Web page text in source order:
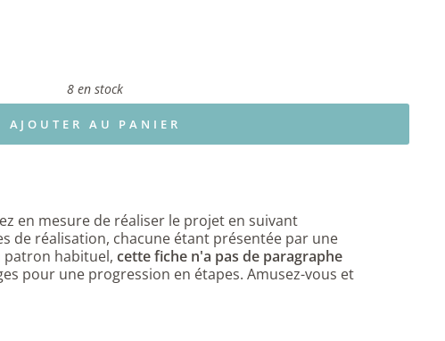
8 en stock
AJOUTER AU PANIER
en mesure de réaliser le projet en suivant
de réalisation, chacune étant présentée par une
habituel, cette fiche n'a pas de paragraphe
pour une progression en étapes. Amusez-vous et